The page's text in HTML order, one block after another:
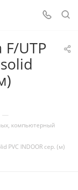
UTP
—
компьютерный
PVC INDOOR сер. (м)